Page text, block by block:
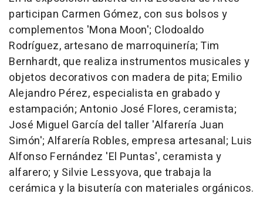
participan Carmen Gómez, con sus bolsos y
complementos 'Mona Moon'; Clodoaldo
Rodríguez, artesano de marroquinería; Tim
Bernhardt, que realiza instrumentos musicales y
objetos decorativos con madera de pita; Emilio
Alejandro Pérez, especialista en grabado y
estampación; Antonio José Flores, ceramista;
José Miguel García del taller 'Alfarería Juan
Simón'; Alfarería Robles, empresa artesanal; Luis
Alfonso Fernández 'El Puntas', ceramista y
alfarero; y Silvie Lessyova, que trabaja la
cerámica y la bisutería con materiales orgánicos.